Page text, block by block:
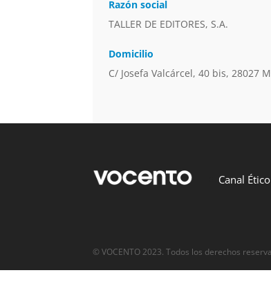
Razón social
TALLER DE EDITORES, S.A.
Domicilio
C/ Josefa Valcárcel, 40 bis, 28027
Canal Ético
© VOCENTO 2023. Todos los derechos